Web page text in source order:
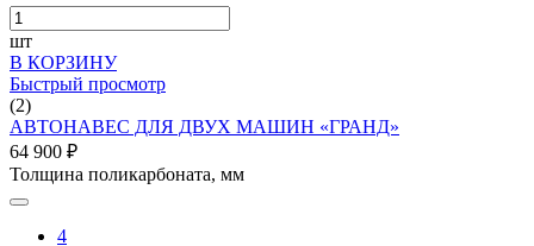
шт
В КОРЗИНУ
Быстрый просмотр
(2)
АВТОНАВЕС ДЛЯ ДВУХ МАШИН «ГРАНД»
64 900 ₽
Толщина поликарбоната, мм
4